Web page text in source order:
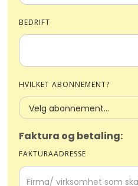
BEDRIFT
HVILKET ABONNEMENT?
Faktura og betaling:
FAKTURAADRESSE